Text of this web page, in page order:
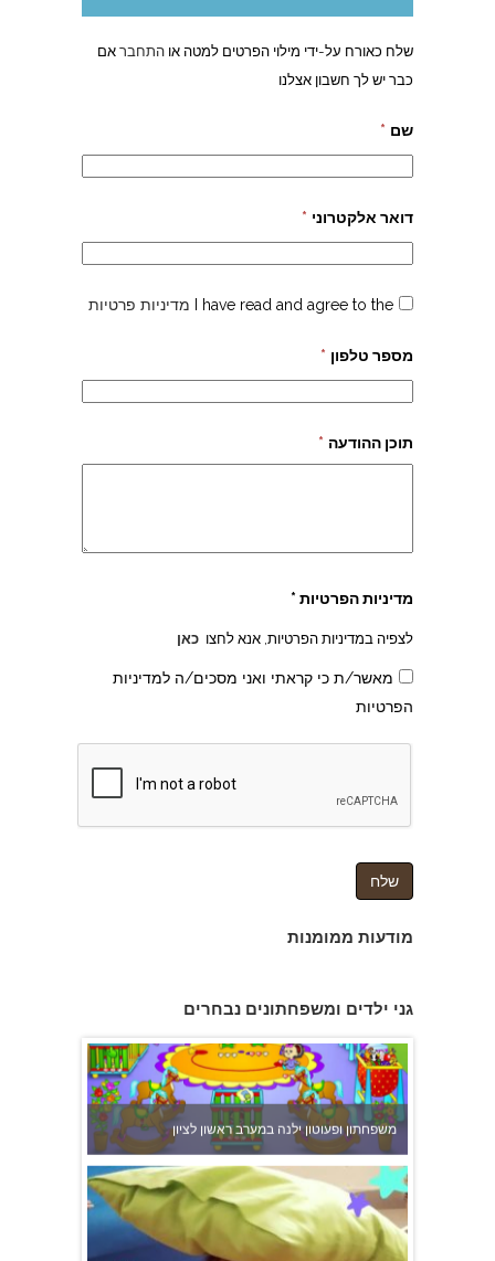
שלח כאורח על-ידי מילוי הפרטים למטה או התחבראם
כבר יש לך חשבון אצלנו
שם *
דואר אלקטרוני *
I have read and agree to the מדיניות פרטיות
מספר טלפון *
תוכן ההודעה *
מדיניות הפרטיות *
לצפיה במדיניות הפרטיות, אנא לחצו כאן
מאשר/ת כי קראתי ואני מסכים/ה למדיניות
הפרטיות
מודעות ממומנות
גני ילדים ומשפחתונים נבחרים
משפחתון ופעוטון ילנה במערב ראשון לציון